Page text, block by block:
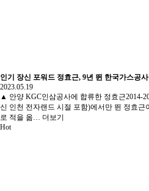
인기 장신 포워드 정효근, 9년 뛴 한국가스공
2023.05.19
▲ 안양 KGC인삼공사에 합류한 정효근2014-
신 인천 전자랜드 시절 포함)에서만 뛴 정효
로 적을 옮… 더보기
Hot